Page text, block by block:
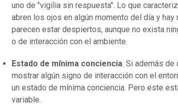
uno de "vigilia sin respuesta". Lo que
abren los ojos en algún momento del día y
parecen estar despiertos, aunque no exista
o de interacción con el ambiente.
Estado de mínima conciencia. Si además
mostrar algún signo de interacción con el
un estado de mínima conciencia. Pero este
variable.